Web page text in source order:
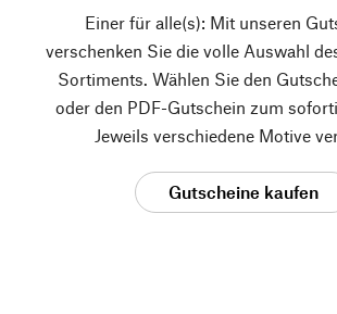
Einer für alle(s): Mit unseren
verschenken Sie die volle Auswahl
Sortiments. Wählen Sie den
oder den PDF-Gutschein zum
Jeweils verschiedene Motive
Gutscheine kaufen